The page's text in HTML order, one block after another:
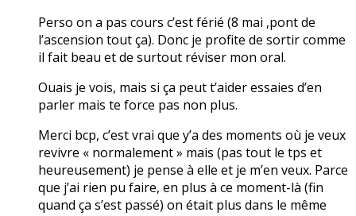
Perso on a pas cours c’est férié (8 mai ,pont de
l’ascension tout ça). Donc je profite de sortir comme
il fait beau et de surtout réviser mon oral.
Ouais je vois, mais si ça peut t’aider essaies d’en
parler mais te force pas non plus.
Merci bcp, c’est vrai que y’a des moments où je veux
revivre « normalement » mais (pas tout le tps et
heureusement) je pense à elle et je m’en veux. Parce
que j’ai rien pu faire, en plus à ce moment-là (fin
quand ça s’est passé) on était plus dans le même